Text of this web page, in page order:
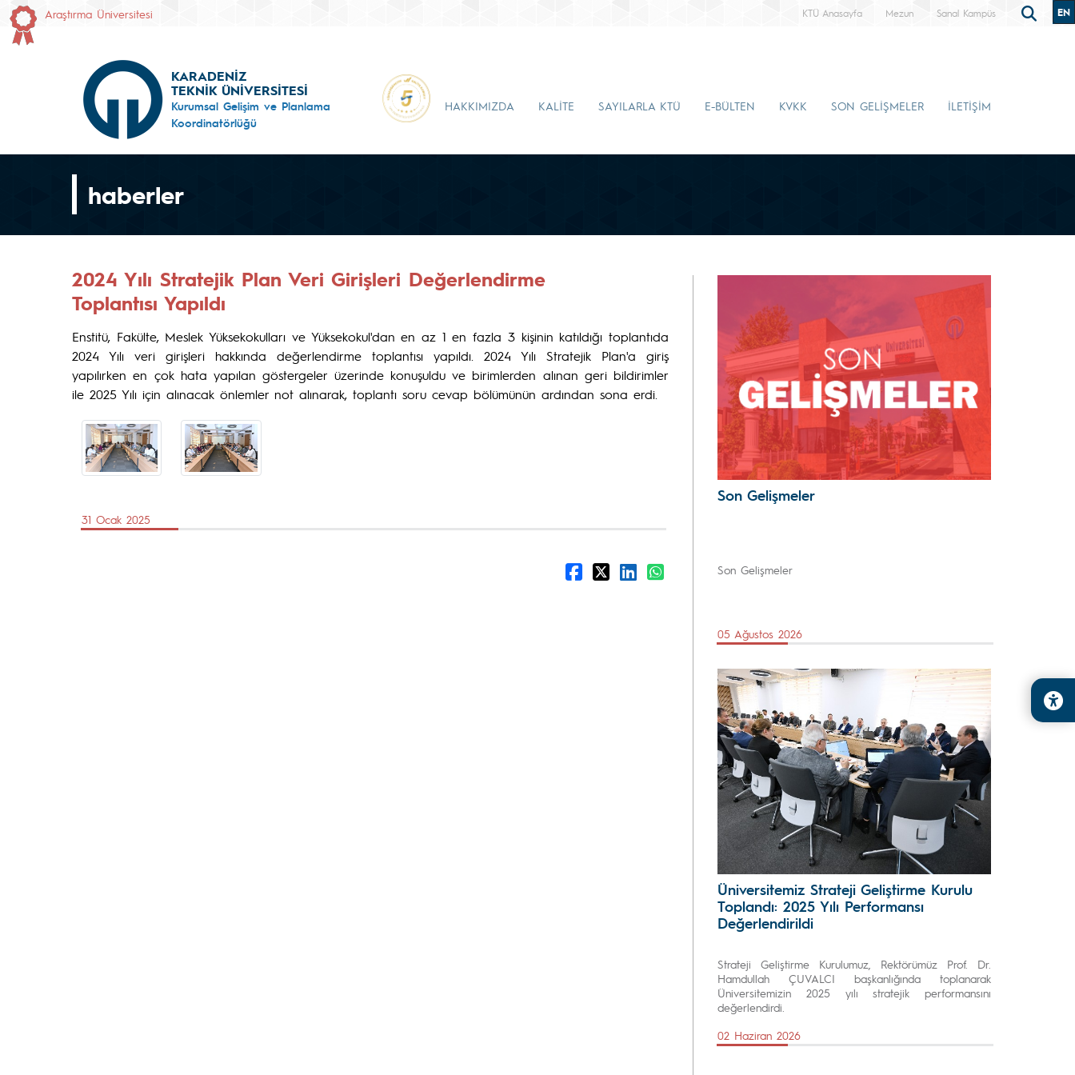
Araştırma Üniversitesi KTÜ Anasayfa Mezun Sanal Kampüs EN
KARADENİZ
TEKNİK ÜNİVERSİTESİ
Kurumsal Gelişim ve Planlama
Koordinatörlüğü
HAKKIMIZDA KALİTE SAYILARLA KTÜ E-BÜLTEN KVKK SON GELİŞMELER İLETİŞİM
haberler
2024 Yılı Stratejik Plan Veri Girişleri Değerlendirme
Toplantısı Yapıldı
Enstitü, Fakülte, Meslek Yüksekokulları ve Yüksekokul'dan en az 1 en fazla 3 kişinin katıldığı toplantıda
2024 Yılı veri girişleri hakkında değerlendirme toplantısı yapıldı. 2024 Yılı Stratejik Plan'a giriş
yapılırken en çok hata yapılan göstergeler üzerinde konuşuldu ve birimlerden alınan geri bildirimler
ile 2025 Yılı için alınacak önlemler not alınarak, toplantı soru cevap bölümünün ardından sona erdi.
31 Ocak 2025
Son Gelişmeler
Son Gelişmeler
05 Ağustos 2026
Üniversitemiz Strateji Geliştirme Kurulu
Toplandı: 2025 Yılı Performansı
Değerlendirildi
Strateji Geliştirme Kurulumuz, Rektörümüz Prof. Dr.
Hamdullah ÇUVALCI başkanlığında toplanarak
Üniversitemizin 2025 yılı stratejik performansını
değerlendirdi.
02 Haziran 2026